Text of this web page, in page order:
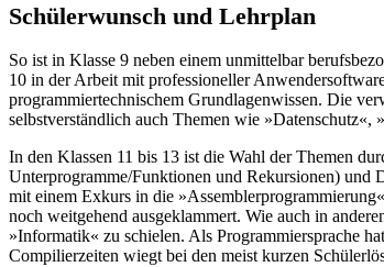
Schülerwunsch und Lehrplan
So ist in Klasse 9 neben einem unmittelbar
10 in der Arbeit mit professioneller
programmiertechnischem Grundlagenwissen. Die
selbstverständlich auch Themen wie »Datenschutz«,
In den Klassen 11 bis 13 ist die Wahl der Themen
Unterprogramme/Funktionen und Rekursionen) und
mit einem Exkurs in die
noch weitgehend ausgeklammert. Wie auch in
»Informatik« zu schielen. Als Programmiersprache
Compilierzeiten wiegt bei den meist kurzen